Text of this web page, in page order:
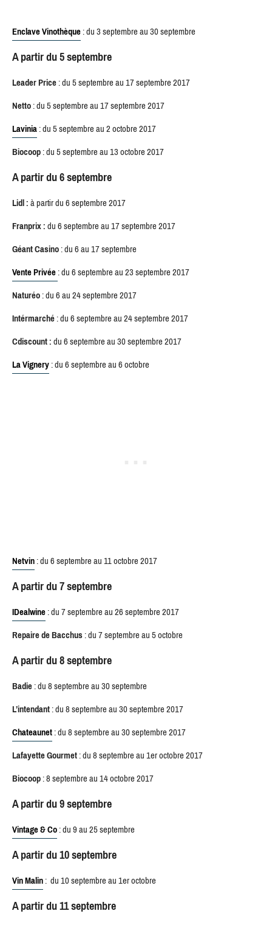
Enclave Vinothèque: du 3 septembre au 30 septembre
A partir du 5 septembre
Leader Price: du 5 septembre au 17 septembre 2017
Netto:du 5 septembre au 17 septembre 2017
Lavinia:du 5 septembre au 2 octobre 2017
Biocoop:du 5 septembre au 13 octobre 2017
A partir du 6 septembre
Lidl :à partir du 6 septembre 2017
Franprix :du 6 septembre au 17 septembre 2017
Géant Casino: du 6 au 17 septembre
Vente Privée:du 6 septembre au 23 septembre 2017
Naturéo: du 6 au 24 septembre 2017
Intérmarché:du 6 septembre au 24 septembre 2017
Cdiscount :du 6 septembre au 30 septembre 2017
La Vignery: du 6 septembre au 6 octobre
Netvin: du 6 septembre au 11 octobre 2017
A partir du 7 septembre
IDealwine: du 7 septembre au 26 septembre 2017
Repaire de Bacchus: du 7 septembre au 5 octobre
A partir du 8 septembre
Badie: du 8 septembre au 30 septembre
L’intendant: du 8 septembre au 30 septembre 2017
Chateaunet: du 8 septembre au 30 septembre 2017
Lafayette Gourmet: du 8 septembre au 1er octobre 2017
Biocoop: 8 septembre au 14 octobre 2017
A partir du 9 septembre
Vintage & Co: du 9 au 25 septembre
A partir du 10 septembre
Vin Malin: du 10 septembre au 1er octobre
A partir du 11 septembre